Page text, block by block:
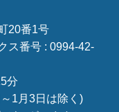
20番1号
ス番号 : 0994-42-
分
1月3日は除く)